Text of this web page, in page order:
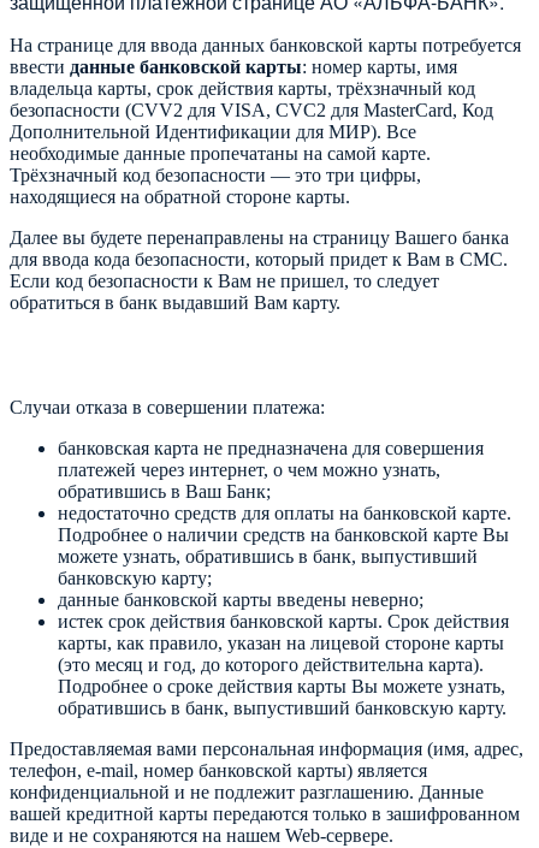
На странице для ввода данных банковской карты потребуется
ввести данные банковской карты: номер карты, имя
владельца карты, срок действия карты, трёхзначный код
безопасности (CVV2 для VISA, CVC2 для MasterCard, Код
Дополнительной Идентификации для МИР). Все
необходимые данные пропечатаны на самой карте.
Трёхзначный код безопасности — это три цифры,
находящиеся на обратной стороне карты.
Далее вы будете перенаправлены на страницу Вашего банка
для ввода кода безопасности, который придет к Вам в СМС.
Если код безопасности к Вам не пришел, то следует
обратиться в банк выдавший Вам карту.
Случаи отказа в совершении платежа:
банковская карта не предназначена для совершения
платежей через интернет, о чем можно узнать,
обратившись в Ваш Банк;
недостаточно средств для оплаты на банковской карте.
Подробнее о наличии средств на банковской карте Вы
можете узнать, обратившись в банк, выпустивший
банковскую карту;
данные банковской карты введены неверно;
истек срок действия банковской карты. Срок действия
карты, как правило, указан на лицевой стороне карты
(это месяц и год, до которого действительна карта).
Подробнее о сроке действия карты Вы можете узнать,
обратившись в банк, выпустивший банковскую карту.
Предоставляемая вами персональная информация (имя, адрес,
телефон, e-mail, номер банковской карты) является
конфиденциальной и не подлежит разглашению. Данные
вашей кредитной карты передаются только в зашифрованном
виде и не сохраняются на нашем Web-сервере.